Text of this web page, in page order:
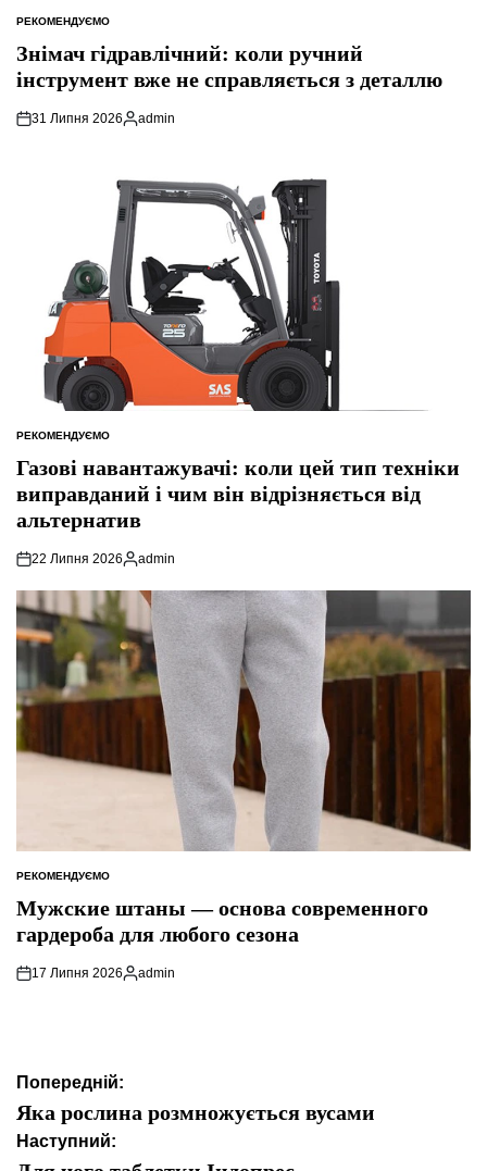
ОПУБЛІКУВАТИ
РЕКОМЕНДУЄМО
Знімач гідравлічний: коли ручний
інструмент вже не справляється з деталлю
31 Липня 2026
Опубліковано
admin
ОПУБЛІКУВАТИ
РЕКОМЕНДУЄМО
Газові навантажувачі: коли цей тип техніки
виправданий і чим він відрізняється від
альтернатив
22 Липня 2026
Опубліковано
admin
ОПУБЛІКУВАТИ
РЕКОМЕНДУЄМО
Мужские штаны — основа современного
гардероба для любого сезона
17 Липня 2026
Опубліковано
admin
Навігація
записів
Попередній:
Яка рослина розмножується вусами
Наступний: